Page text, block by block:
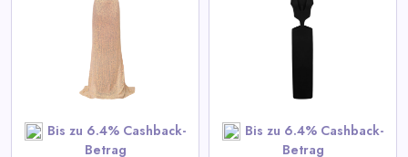
Bis zu 6.4% Cashback-
Betrag
Bis zu 6.4% Cashback-
Betrag
Taillenausschnitten
View All LIKA Deals
SHOP NOW